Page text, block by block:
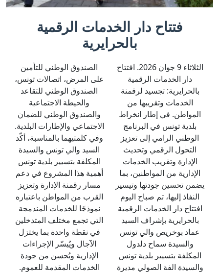
فتتاح دار الخدمات الرقمية
بالحرايرية
الثلاثاء 9 جوان 2026. افتتاح
دار الخدمات الرقمية
بالحرايرية: تجسيد لرقمنة
الخدمات وتقريبها من
المواطن. في إطار انخراط
بلدية تونس في البرنامج
الوطني الرامي إلى تعزيز
التحول الرقمي وتحديث
الإدارة وتقريب الخدمات
الإدارية من المواطنين، بما
يضمن تحسين جودتها وتيسير
النفاذ إليها، تم صباح اليوم
افتتاح دار الخدمات الرقمية
بالحرايرية بإشراف السيد
عماد بوخريص والي تونس
والسيدة سماح دلدول
المكلفة بتسيير بلدية تونس
والسيدة الفة الصولي مديرة
الصندوق الوطني للتأمين
على المرض، اتصالات تونس،
الصندوق الوطني للتقاعد
والحيطة الاجتماعية
والصندوق الوطني للضمان
الاجتماعي والإطارات البلدية.
وفي كلمتيهما بالمناسبة، أكّد
السيد والي تونس والسيدة
المكلفة بتسيير بلدية تونس
أهمية هذا المشروع في دعم
مسار رقمنة الإدارة وتعزيز
القرب من المواطن باعتباره
نموذجًا للخدمات المندمجة
التي تجمع مختلف المتدخلين
في نقطة واحدة بما يختزل
الآجال ويُيسّر الإجراءات
الإدارية ويُحسن من جودة
الخدمات المقدمة للعموم.